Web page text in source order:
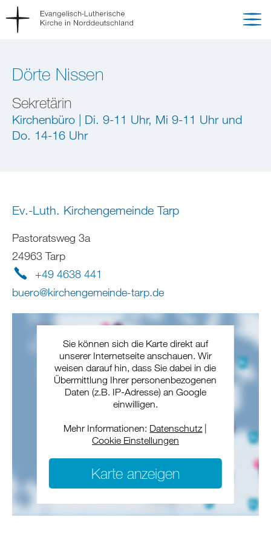
Dörte Nissen
Sekretärin
Kirchenbüro | Di. 9-11 Uhr, Mi 9-11 Uhr und
Do. 14-16 Uhr
Ev.-Luth. Kirchengemeinde Tarp
Pastoratsweg 3a
24963 Tarp
+49 4638 441
buero@kirchengemeinde-tarp.de
Sie können sich die Karte direkt auf
unserer Internetseite anschauen. Wir
weisen darauf hin, dass Sie dabei in die
Übermittlung Ihrer personenbezogenen
Daten (z.B. IP-Adresse) an Google
einwilligen.
Mehr Informationen: Datenschutz
Cookie Einstellungen
Karte anzeigen